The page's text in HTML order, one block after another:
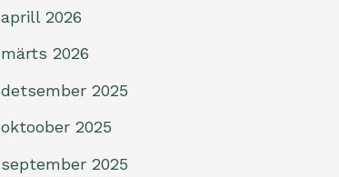
aprill 2026
märts 2026
detsember 2025
oktoober 2025
september 2025